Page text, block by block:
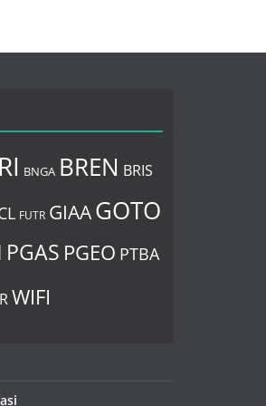
BNGA BREN BRIS
FUTR GIAAGOTO
PGAS PGEO PTBA
WIFI